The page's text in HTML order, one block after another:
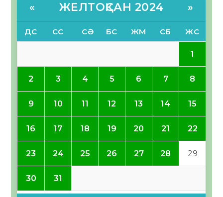
« ЖЕЛТОҚСАН 2024 »
ДС СС СӘ БС ЖМ СБ ЖС
1
2 3 4 5 6 7 8
9 10 11 12 13 14 15
16 17 18 19 20 21 22
23 24 25 26 27 28 29
30 31